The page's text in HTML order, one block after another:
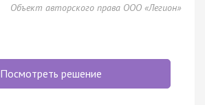
Объект авторского права ООО «Легион»
Посмотреть решение